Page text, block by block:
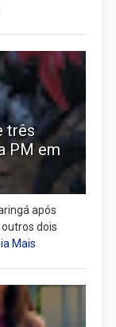
três
PM em
após
dois
Mais